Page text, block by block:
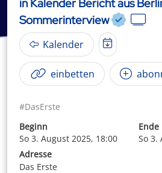
Sommerinterview
Kalender
einbetten
#DasErste
Beginn
So 3. August 2025, 18:00
Ende
So 3.
Adresse
Das Erste